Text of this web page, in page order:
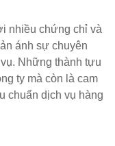
nhiều chứng chỉ và
ánh sự chuyên
Những thành tựu
ty mà còn là cam
chuẩn dịch vụ hàng